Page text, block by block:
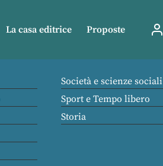
La casa editrice Proposte
Società e scienze sociali
Sport e Tempo libero
Storia